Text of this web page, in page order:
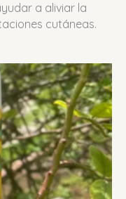
a aliviar la
cutáneas.